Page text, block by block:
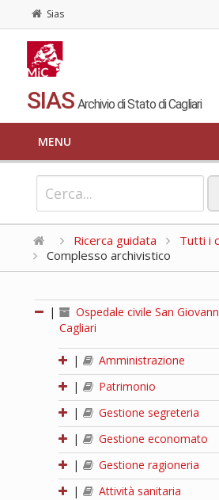
Sias
SIAS Archivio di Stato di Cagliari
MENU
Ricerca guidata
Tutti i
Complesso archivistico
|
Ospedale civile San
Cagliari
|
Amministrazione
|
Patrimonio
|
Gestione segreteria
|
Gestione economato
|
Gestione ragioneria
|
Attività sanitaria